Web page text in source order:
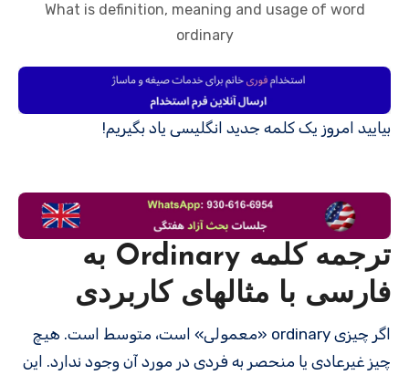
What is definition, meaning and usage of word
ordinary
بیایید امروز یک کلمه جدید انگلیسی یاد بگیریم!
ترجمه کلمه Ordinary به
فارسی با مثالهای کاربردی
اگر چیزی ordinary «معمولی» است، متوسط ​​است. هیچ
چیز غیرعادی یا منحصر به فردی در مورد آن وجود ندارد. این